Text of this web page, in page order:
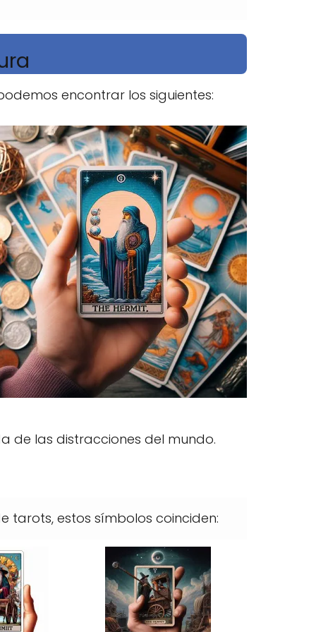
encontrar los siguientes:
de las distracciones del mundo.
tarots, estos símbolos coinciden: